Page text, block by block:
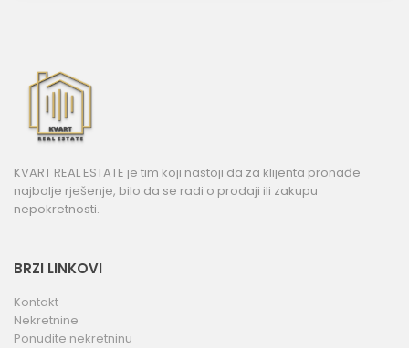
KVART REAL ESTATE je tim koji nastoji da za klijenta pronađe
najbolje rješenje, bilo da se radi o prodaji ili zakupu
nepokretnosti.
BRZI LINKOVI
Kontakt
Nekretnine
Ponudite nekretninu